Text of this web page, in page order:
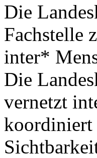
Die
Fachstelle
inter*
Die
vernetzt
koordiniert